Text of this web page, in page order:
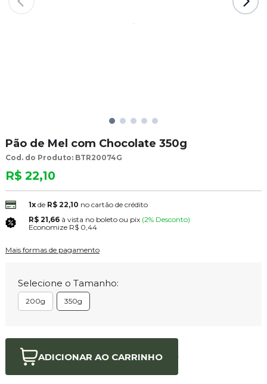
Pão de Mel com Chocolate 350g
Cod. do Produto: BTR20074G
R$ 22,10
1xde R$ 22,10 no cartão de crédito
R$ 21,66 à vista no boleto ou pix (2% Desconto)
Economize R$ 0,44
Mais formas de pagamento
Selecione o Tamanho:
200g 350g
ADICIONAR AO CARRINHO